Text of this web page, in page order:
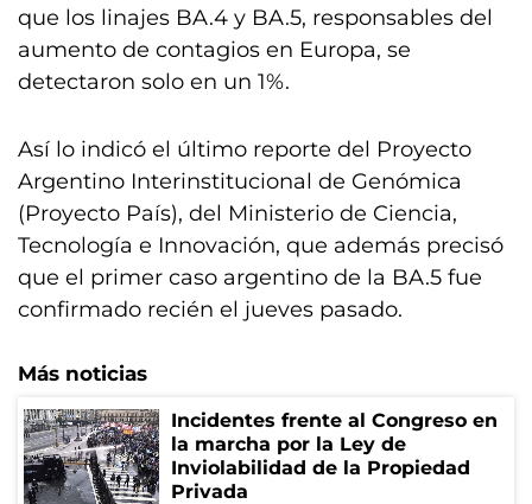
que los linajes BA.4 y BA.5, responsables del
aumento de contagios en Europa, se
detectaron solo en un 1%.
Así lo indicó el último reporte del Proyecto
Argentino Interinstitucional de Genómica
(Proyecto País), del Ministerio de Ciencia,
Tecnología e Innovación, que además precisó
que el primer caso argentino de la BA.5 fue
confirmado recién el jueves pasado.
Más noticias
Incidentes frente al Congreso en
la marcha por la Ley de
Inviolabilidad de la Propiedad
Privada